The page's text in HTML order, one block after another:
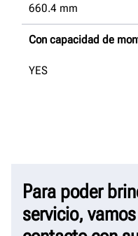
660.4 mm
Con capacidad de
YES
Para poder
servicio,